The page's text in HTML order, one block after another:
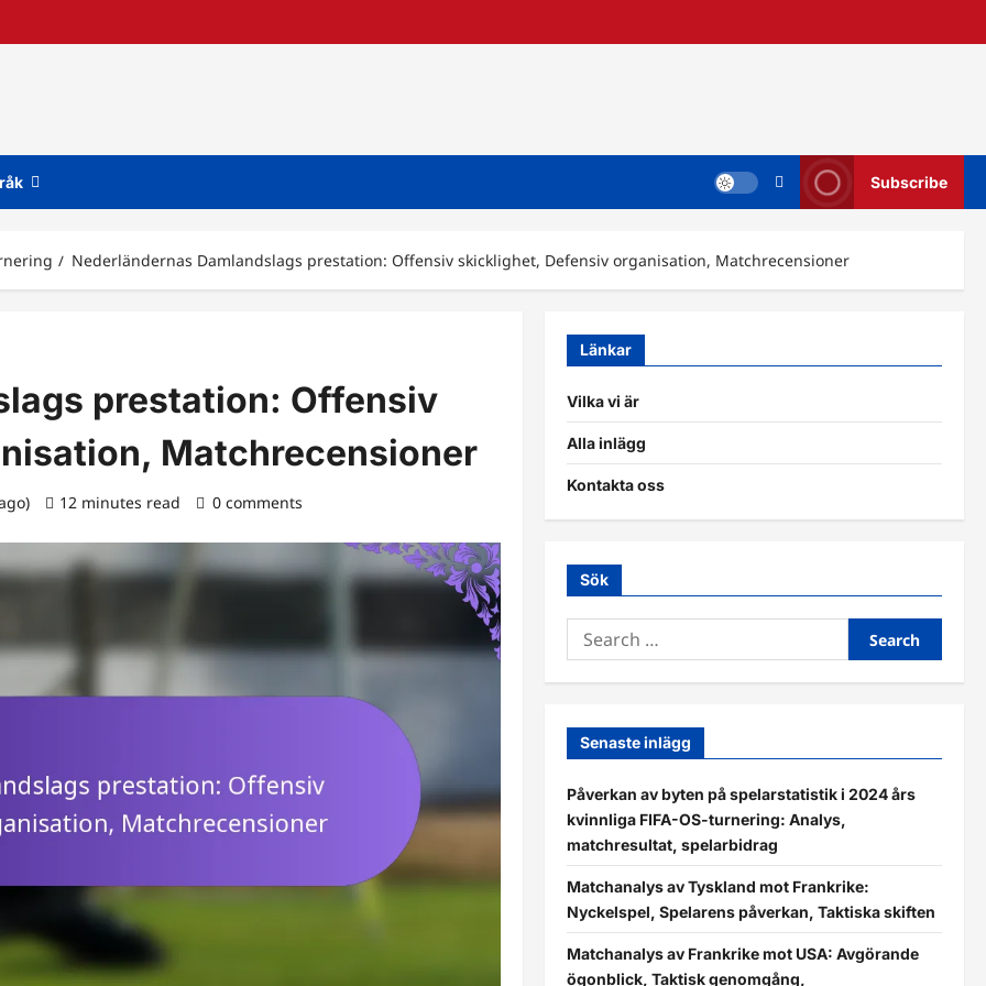
Subscribe
Nederländernas Damlandslags prestation: Offensiv skicklighet, Defensiv organisation, Matchrecensioner
prestation: Offensiv
Matchrecensioner
12 minutes read 0 comments
Länkar
Vilka vi är
Alla inlägg
Kontakta oss
Sök
Search
for:
Senaste inlägg
Påverkan av byten på spelarstatistik i 2024 års
kvinnliga FIFA-OS-turnering: Analys,
matchresultat, spelarbidrag
Matchanalys av Tyskland mot Frankrike:
Nyckelspel, Spelarens påverkan, Taktiska skiften
Matchanalys av Frankrike mot USA: Avgörande
ögonblick, Taktisk genomgång,